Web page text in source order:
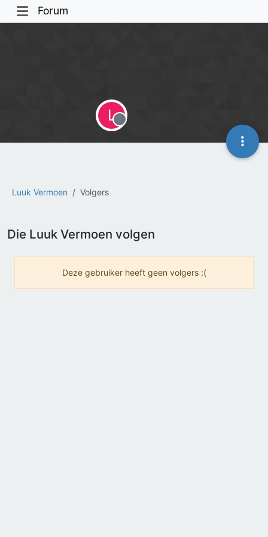
Forum
Luuk Vermoen Volgers
L
Offline
Die Luuk Vermoen volgen
Deze gebruiker heeft geen volgers :(